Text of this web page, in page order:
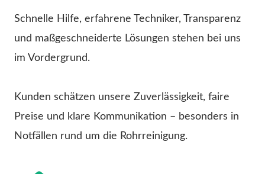
Schnelle Hilfe, erfahrene Techniker, Transparenz
und maßgeschneiderte Lösungen stehen bei uns
im Vordergrund.
Kunden schätzen unsere Zuverlässigkeit, faire
Preise und klare Kommunikation – besonders in
Notfällen rund um die Rohrreinigung.